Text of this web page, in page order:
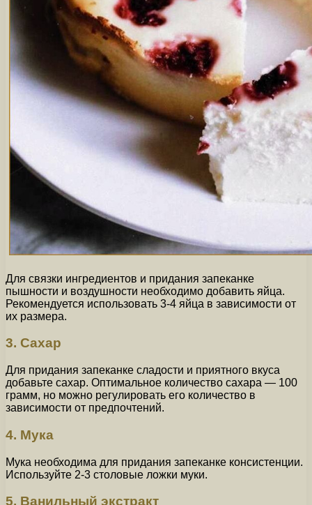
Для связки ингредиентов и придания запеканке
пышности и воздушности необходимо добавить яйца.
Рекомендуется использовать 3-4 яйца в зависимости от
их размера.
3. Сахар
Для придания запеканке сладости и приятного вкуса
добавьте сахар. Оптимальное количество сахара — 100
грамм, но можно регулировать его количество в
зависимости от предпочтений.
4. Мука
Мука необходима для придания запеканке консистенции.
Используйте 2-3 столовые ложки муки.
5. Ванильный экстракт